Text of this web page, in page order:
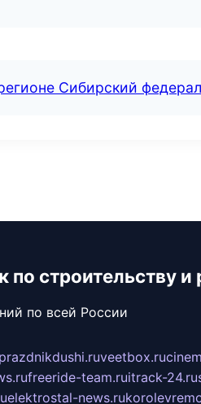
Сибирский
по строительству и
по всей России
prazdnikdushi.ruveetbox.ru
freeride-team.ruitrack-24.ru
elektrostal-news.ru